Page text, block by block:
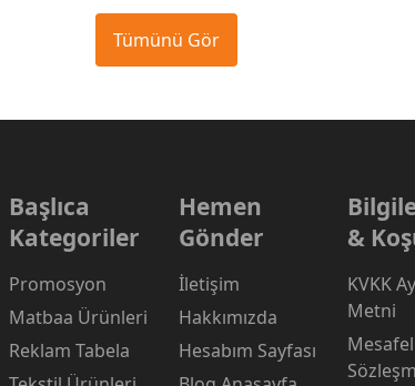
Tümünü Gör
Başlıca
Kategoriler
Promosyon
Matbaa Ürünleri
Reklam Tabela
Hemen
Gönder
İletişim
Hakkımızda
Hesabım Sayfası
&
KVKK
Metni